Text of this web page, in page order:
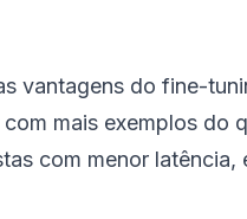
vantagens do fine-
com mais exemplos do
com menor latência,